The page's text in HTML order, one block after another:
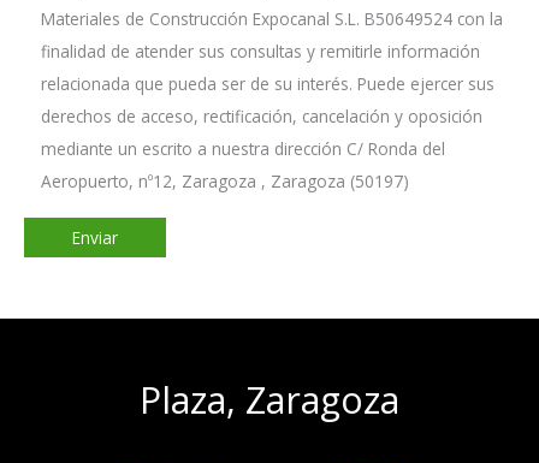
Materiales de Construcción Expocanal S.L. B50649524 con la
finalidad de atender sus consultas y remitirle información
relacionada que pueda ser de su interés. Puede ejercer sus
derechos de acceso, rectificación, cancelación y oposición
mediante un escrito a nuestra dirección C/ Ronda del
Aeropuerto, nº12, Zaragoza , Zaragoza (50197)
Plaza, Zaragoza